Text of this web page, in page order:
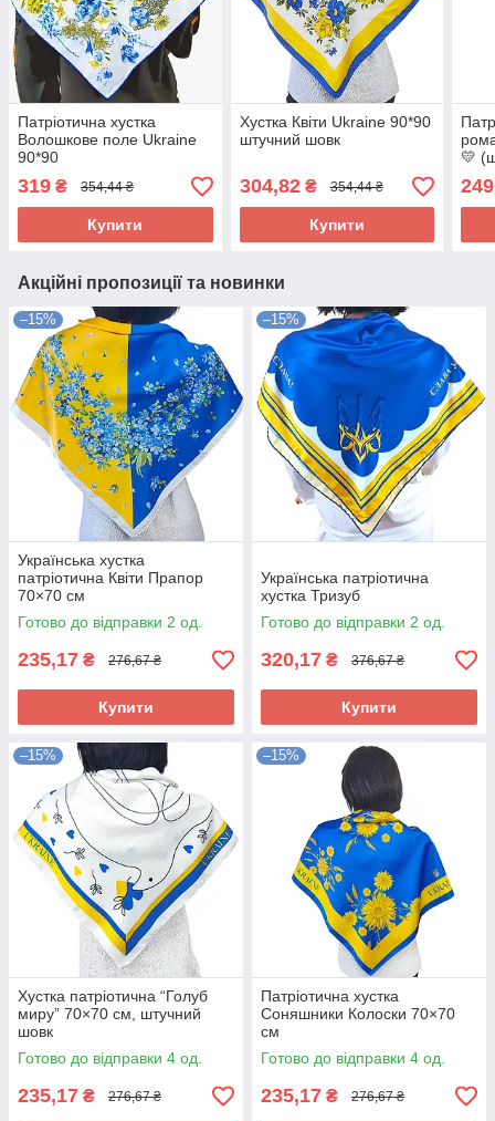
Патріотична хустка
Волошкове поле Ukraine
90*90
319 ₴ 354,44 ₴
Купити
Хустка Квіти Ukraine 90*90
штучний шовк
304,82₴ 354,44 ₴
Купити
💛
см)
249
Акційні пропозиції та новинки
–15%
Українська хустка
патріотична Квіти Прапор
70×70 см
Готово до відправки 2 од.
235,17 ₴ 276,67 ₴
Купити
–15%
Українська патріотична
хустка Тризуб
Готово до відправки 2 од.
320,17 ₴ 376,67 ₴
Купити
–15%
Хустка патріотична “Голуб
миру” 70×70 см, штучний
шовк
Готово до відправки 4 од.
235,17 ₴ 276,67 ₴
–15%
Патріотична хустка
Соняшники Колоски 70×70
см
Готово до відправки 4 од.
235,17 ₴ 276,67 ₴